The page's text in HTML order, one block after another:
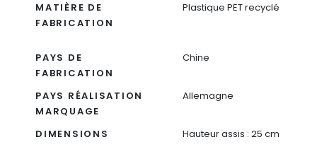
MATIÈRE DE
FABRICATION
Plastique PET recyclé
PAYS DE
FABRICATION
Chine
PAYS RÉALISATION
MARQUAGE
Allemagne
DIMENSIONS Hauteur assis : 25 cm